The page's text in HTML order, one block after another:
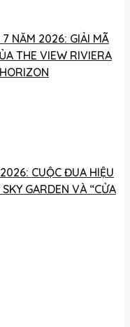
NĂM 2026: GIẢI MÃ
THE VIEW RIVIERA
CUỘC ĐUA HIỆU
GARDEN VÀ “CỬA